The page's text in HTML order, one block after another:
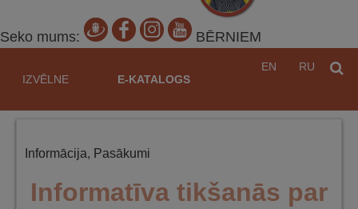
Seko mums:
BĒRNIEM
IZVĒLNE E-KATALOGS
EN RU
Informācija, Pasākumi
Informatīva tikšanās par